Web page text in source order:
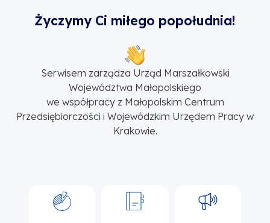
Życzymy Ci miłego popołudnia!
Serwisem zarządza Urząd Marszałkowski
Województwa Małopolskiego
we współpracy z Małopolskim Centrum
Przedsiębiorczości i Wojewódzkim Urzędem Pracy w
Krakowie.